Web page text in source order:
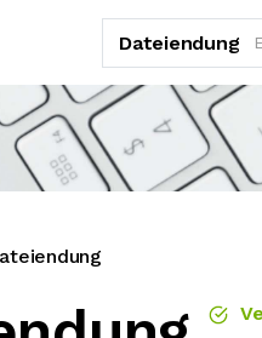
Dateiendung